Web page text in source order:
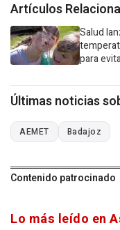
Artículos
Salud
para
Últimas noticias
AEMET Badajoz
Contenido patrocinado
Lo más leído en